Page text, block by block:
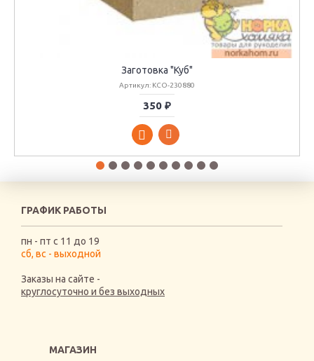
Заготовка "Куб"
Артикул: KCO-230880
350 ₽
ГРАФИК РАБОТЫ
пн - пт с 11 до 19
сб, вс - выходной
Заказы на сайте -
круглосуточно и без выходных
МАГАЗИН